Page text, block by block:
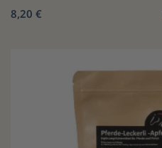
8,20 €